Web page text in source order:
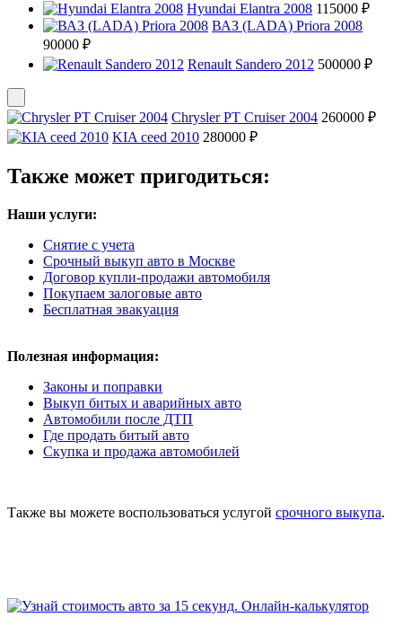
Hyundai Elantra 2008 115000 ₽
ВАЗ (LADA) Priora 2008
90000 ₽
Renault Sandero 2012 500000 ₽
Chrysler PT Cruiser 2004 260000 ₽
KIA ceed 2010 280000 ₽
Также может пригодиться:
Наши услуги:
Снятие с учета
Срочный выкуп авто в Москве
Договор купли-продажи автомобиля
Покупаем залоговые авто
Бесплатная эвакуация
Полезная информация:
Законы и поправки
Выкуп битых и аварийных авто
Автомобили после ДТП
Где продать битый авто
Скупка и продажа автомобилей
Также вы можете воспользоваться услугой срочного выкупа.